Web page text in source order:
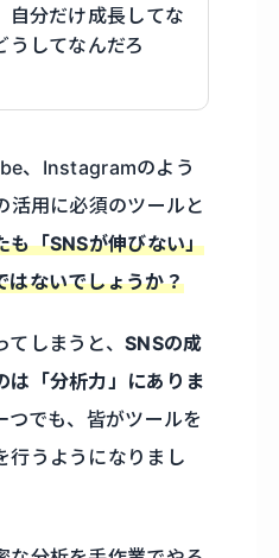
自分だけ成長してな
うしてなんだろ
、Instagramのよう
活用に必須のツールと
も「SNSが伸びない」
はないでしょうか？
てしまうと、SNSの成
は「分析力」にありま
つでも、皆がツールを
行うようになりまし